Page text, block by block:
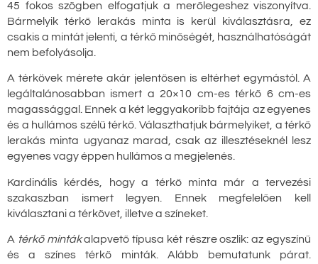
45 fokos szögben elfogatjuk a merőlegeshez viszonyítva.
Bármelyik térkő lerakás minta is kerül kiválasztásra, ez
csakis a mintát jelenti, a térkő minőségét, használhatóságát
nem befolyásolja.
A térkövek mérete akár jelentősen is eltérhet egymástól. A
legáltalánosabban ismert a 20×10 cm-es térkő 6 cm-es
magassággal. Ennek a két leggyakoribb fajtája az egyenes
és a hullámos szélű térkő. Választhatjuk bármelyiket, a térkő
lerakás minta ugyanaz marad, csak az illesztéseknél lesz
egyenes vagy éppen hullámos a megjelenés.
Kardinális kérdés, hogy a térkő minta már a tervezési
szakaszban ismert legyen. Ennek megfelelően kell
kiválasztani a térkövet, illetve a színeket.
A térkő mintákalapvető típusa két részre oszlik: az egyszínű
és a színes térkő minták. Alább bemutatunk párat.